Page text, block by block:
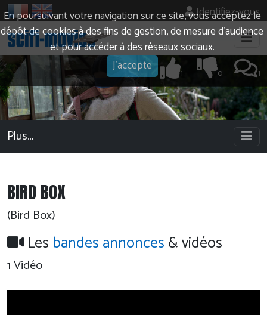
En poursuivant votre navigation sur ce site, vous acceptez le
dépôt de cookies à des fins de gestion, de mesure d’audience
et pour accéder à des réseaux sociaux.
J'accepte
Identifiez-vous
1
0
1
Plus…
BIRD BOX
(Bird Box)
Les bandes annonces& vidéos
1 Vidéo